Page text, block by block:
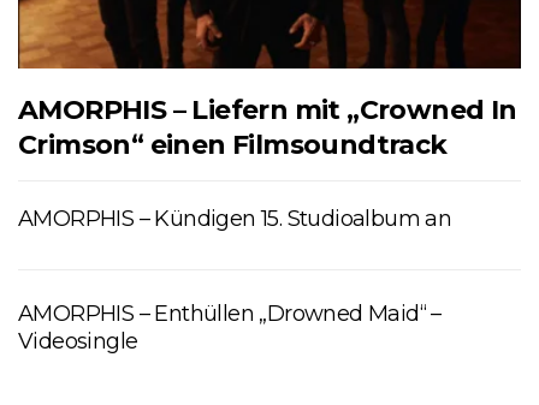
AMORPHIS – Liefern mit „Crowned In
Crimson“ einen Filmsoundtrack
AMORPHIS – Kündigen 15. Studioalbum an
AMORPHIS – Enthüllen „Drowned Maid“ –
Videosingle